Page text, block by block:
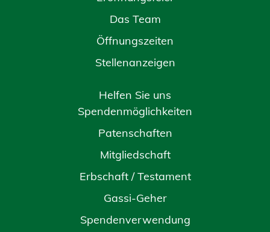
Das Team
Öffnungszeiten
Stellenanzeigen
Helfen Sie uns
Spendenmöglichkeiten
Patenschaften
Mitgliedschaft
Erbschaft / Testament
Gassi-Geher
Spendenverwendung